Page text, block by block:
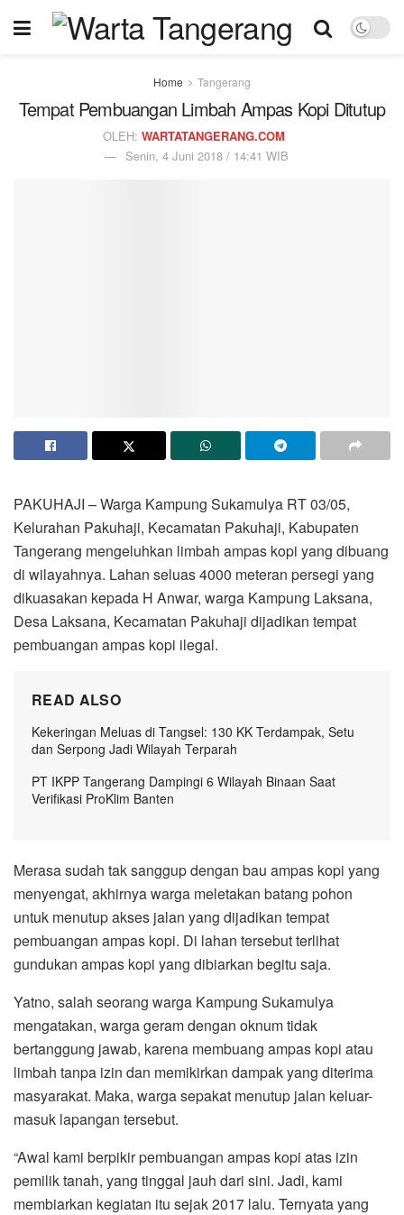
Home Tangerang
Tempat Pembuangan Limbah Ampas Kopi Ditutup
OLEH: WARTATANGERANG.COM
Senin, 4 Juni 2018 / 14:41 WIB
PAKUHAJI – Warga Kampung Sukamulya RT 03/05,
Kelurahan Pakuhaji, Kecamatan Pakuhaji, Kabupaten
Tangerang mengeluhkan limbah ampas kopi yang dibuang
di wilayahnya. Lahan seluas 4000 meteran persegi yang
dikuasakan kepada H Anwar, warga Kampung Laksana,
Desa Laksana, Kecamatan Pakuhaji dijadikan tempat
pembuangan ampas kopi ilegal.
READ ALSO
Kekeringan Meluas di Tangsel: 130 KK Terdampak, Setu
dan Serpong Jadi Wilayah Terparah
PT IKPP Tangerang Dampingi 6 Wilayah Binaan Saat
Verifikasi ProKlim Banten
Merasa sudah tak sanggup dengan bau ampas kopi yang
menyengat, akhirnya warga meletakan batang pohon
untuk menutup akses jalan yang dijadikan tempat
pembuangan ampas kopi. Di lahan tersebut terlihat
gundukan ampas kopi yang dibiarkan begitu saja.
Yatno, salah seorang warga Kampung Sukamulya
mengatakan, warga geram dengan oknum tidak
bertanggung jawab, karena membuang ampas kopi atau
limbah tanpa izin dan memikirkan dampak yang diterima
masyarakat. Maka, warga sepakat menutup jalan keluar-
masuk lapangan tersebut.
“Awal kami berpikir pembuangan ampas kopi atas izin
pemilik tanah, yang tinggal jauh dari sini. Jadi, kami
membiarkan kegiatan itu sejak 2017 lalu. Ternyata yang